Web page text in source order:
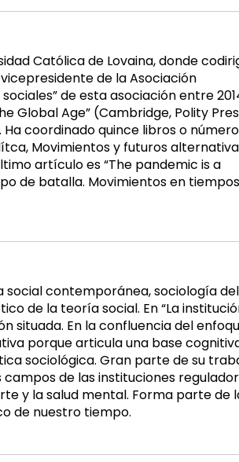
Católica de Lovaina, donde
de la Asociación
de esta asociación entre
Global Age” (Cambridge, Polity
Ha coordinado quince libros o
Movimientos y futuros
artículo es “The pandemic is a
de batalla. Movimientos en
social contemporánea, sociología del
de la teoría social. En “La
situada. En la confluencia del
porque articula una base
sociológica. Gran parte de su
de las instituciones
y la salud mental. Forma parte de
de nuestro tiempo.